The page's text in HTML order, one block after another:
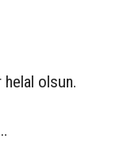
helal olsun.